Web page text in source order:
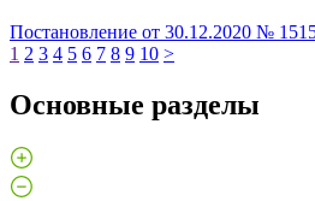
Постановление от 30.12.2020 №
1 2 3 4 5 6 7 8 9 10 >
Основные разделы